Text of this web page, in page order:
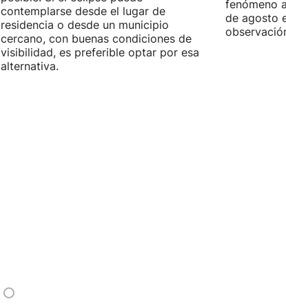
contemplarse desde el lugar de
residencia o desde un municipio
cercano, con buenas condiciones de
visibilidad, es preferible optar por esa
alternativa.
fenómeno
de agosto